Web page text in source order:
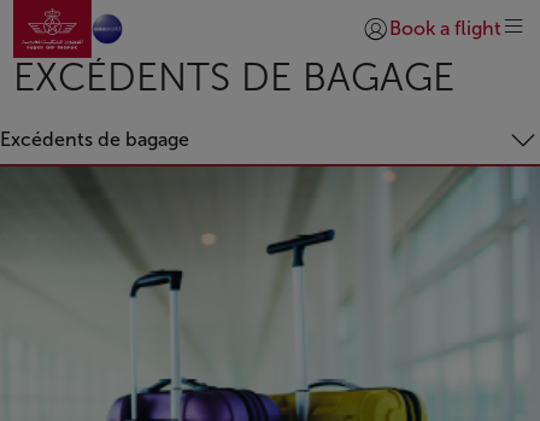
Saut au contenu principal
Aller à la page accueil
Se connecter |
Book a flight
EXCÉDENTS DE BAGAGE
Excédents de bagage